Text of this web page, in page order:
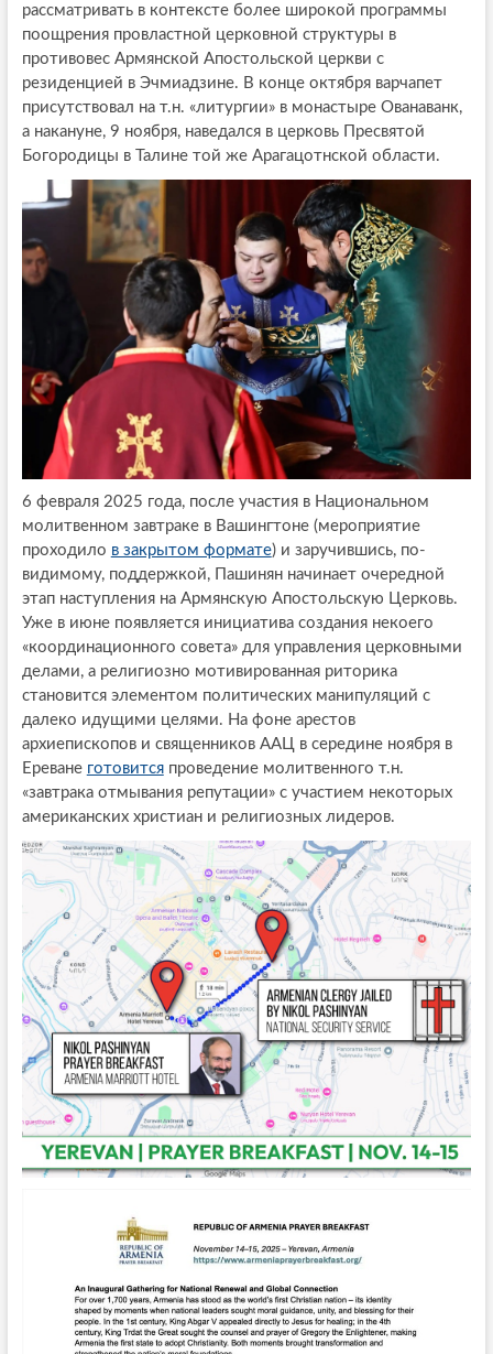
рассматривать в контексте более широкой программы
поощрения провластной церковной структуры в
противовес Армянской Апостольской церкви с
резиденцией в Эчмиадзине. В конце октября варчапет
присутствовал на т.н. «литургии» в монастыре Ованаванк,
а накануне, 9 ноября, наведался в церковь Пресвятой
Богородицы в Талине той же Арагацотнской области.
6 февраля 2025 года, после участия в Национальном
молитвенном завтраке в Вашингтоне (мероприятие
проходило в закрытом формате) и заручившись, по-
видимому, поддержкой, Пашинян начинает очередной
этап наступления на Армянскую Апостольскую Церковь.
Уже в июне появляется инициатива создания некоего
«координационного совета» для управления церковными
делами, а религиозно мотивированная риторика
становится элементом политических манипуляций с
далеко идущими целями. На фоне арестов
архиепископов и священников ААЦ в середине ноября в
Ереване готовитсяпроведение молитвенного т.н.
«завтрака отмывания репутации» с участием некоторых
американских христиан и религиозных лидеров.